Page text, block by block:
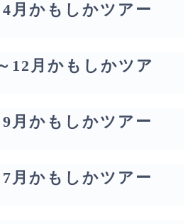
月かもしかツアー
12月かもしかツア
月かもしかツアー
月かもしかツアー